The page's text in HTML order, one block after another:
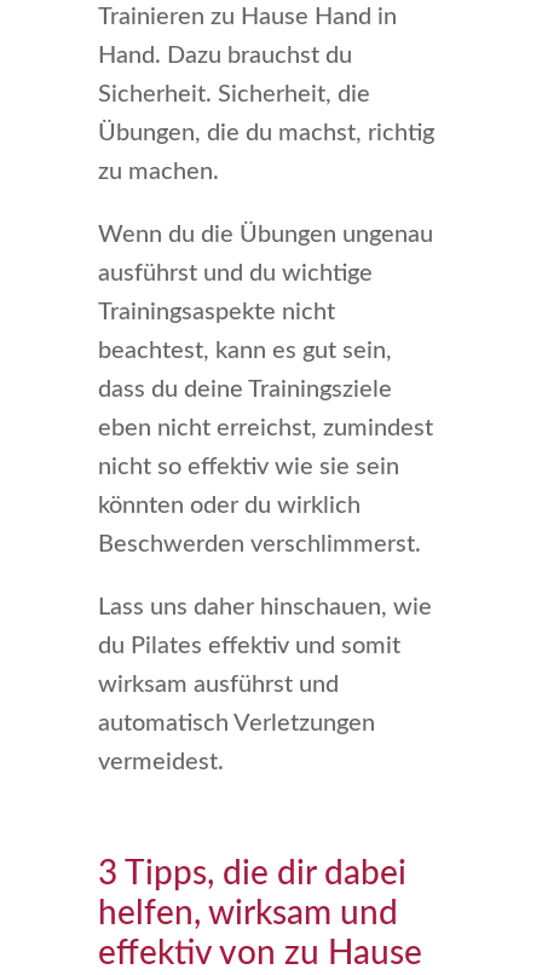
Trainieren zu Hause Hand in
Hand. Dazu brauchst du
Sicherheit. Sicherheit, die
Übungen, die du machst, richtig
zu machen.
Wenn du die Übungen ungenau
ausführst und du wichtige
Trainingsaspekte nicht
beachtest, kann es gut sein,
dass du deine Trainingsziele
eben nicht erreichst, zumindest
nicht so effektiv wie sie sein
könnten oder du wirklich
Beschwerden verschlimmerst.
Lass uns daher hinschauen, wie
du Pilates effektiv und somit
wirksam ausführst und
automatisch Verletzungen
vermeidest.
3 Tipps, die dir dabei
helfen, wirksam und
effektiv von zu Hause